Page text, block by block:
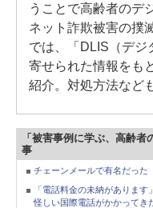
うことで高齢者のデ
ネット詐欺被害の撲
では、「DLIS（デジ
寄せられた情報をも
紹介。対処方法など
「被害事例に学ぶ、高齢
事
チェーンメールで有名だった
「電話料金の未納がありま
怪しい国際電話がかかってき